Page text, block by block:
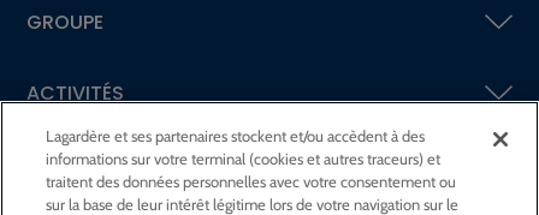
GROUPE
ACTIVITÉS
ACTIONNAIRES &INVESTISSEURS
Lagardère et ses partenaires stockent et/ou accèdent à des
informations sur votre terminal (cookies et autres traceurs) et
traitent des données personnelles avec votre consentement ou
sur la base de leur intérêt légitime lors de votre navigation sur le